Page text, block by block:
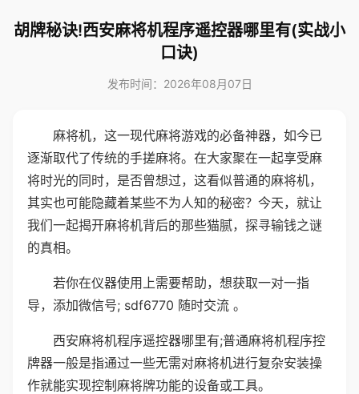
胡牌秘诀!西安麻将机程序遥控器哪里有(实战小
口诀)
发布时间：2026年08月07日
麻将机，这一现代麻将游戏的必备神器，如今已
逐渐取代了传统的手搓麻将。在大家聚在一起享受麻
将时光的同时，是否曾想过，这看似普通的麻将机，
其实也可能隐藏着某些不为人知的秘密？今天，就让
我们一起揭开麻将机背后的那些猫腻，探寻输钱之谜
的真相。
若你在仪器使用上需要帮助，想获取一对一指
导，添加微信号; sdf6770 随时交流 。
西安麻将机程序遥控器哪里有;普通麻将机程序控
牌器一般是指通过一些无需对麻将机进行复杂安装操
作就能实现控制麻将牌功能的设备或工具。